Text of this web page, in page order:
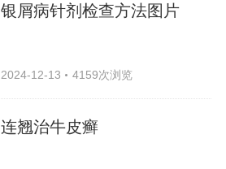
银屑病针剂检查方法图片
2024-12-13 4159次浏览
连翘治牛皮癣